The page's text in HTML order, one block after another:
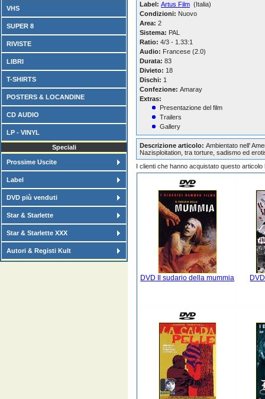
VHS
SUPER 8
RIVISTE
LIBRI
T-SHIRTS
POSTERS & LOCANDINE
CD AUDIO
LP - VINYL
Speciali
Prossime Uscite
Label
DVD più venduti
Star & Starlette
Star & Starlette XXX
Autori & Registi Kult
Label: Artus Film (Italia)
Condizioni: Nuovo
Area: 2
Sistema: PAL
Ratio: 4/3 - 1.33:1
Audio: Francese (2.0)
Durata: 83
Divieto: 18
Dischi: 1
Confezione: Amaray
Extras:
Presentazione del film
Trailers
Gallery
Descrizione articolo: Ambientato nell'
Nazisploitation, tra torture, sadismo ed
I clienti che hanno acquistato questo
DVD Il sudario della mummia